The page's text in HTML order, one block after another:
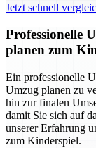
Jetzt schnell
Professionelle
planen zum
Ein professionelle
Umzug planen zu
hin zur finalen
damit Sie sich auf
unserer Erfahrung
zum Kinderspiel.